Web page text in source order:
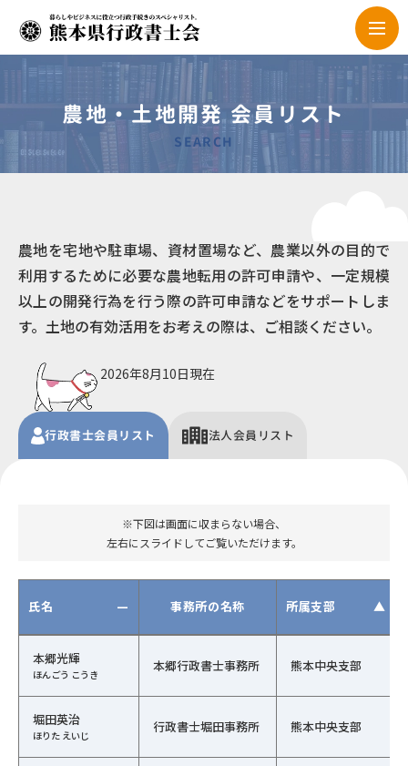
農地・土地開発 会員リスト
SEARCH
農地を宅地や駐車場、資材置場など、農業以外の目的で
利用するために必要な農地転用の許可申請や、一定規模
以上の開発行為を行う際の許可申請などをサポートしま
す。土地の有効活用をお考えの際は、ご相談ください。
2026年8月10日現在
行政書士会員リスト 法人会員リスト
※下図は画面に収まらない場合、
左右にスライドしてご覧いただけます。
行政書士会員の一覧（氏名、事務所の名称、行政書士会
氏名 — 事務所の名称 所属支部 ▲
本郷光輝
ほんごう こうき
本郷行政書士事務所 熊本中央支部
堀田英治
ほりた えいじ
行政書士堀田事務所 熊本中央支部